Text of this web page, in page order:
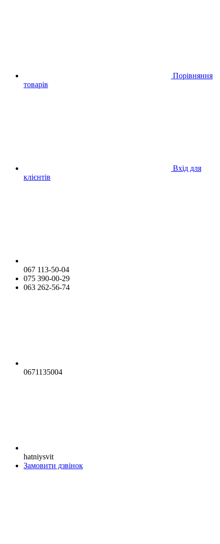
Порівняння
товарів
Вхід для
клієнтів
067 113-50-04
075 390-00-29
063 262-56-74
0671135004
hatniysvit
Замовити дзвінок